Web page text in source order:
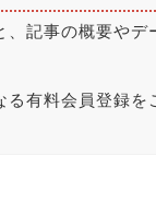
記事の概要や
る有料会員登録を